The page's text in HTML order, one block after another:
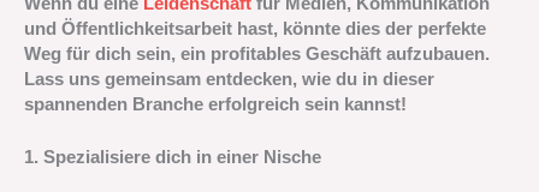
und Öffentlichkeitsarbeit hast, könnte dies der perfekte
Weg für dich sein, ein profitables Geschäft aufzubauen.
Lass uns gemeinsam entdecken, wie du in dieser
spannenden Branche erfolgreich sein kannst!
1. Spezialisiere dich in einer Nische